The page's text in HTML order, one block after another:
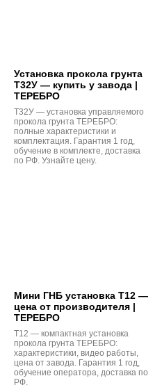
Установка прокола грунта
Т32У — купить у завода |
ТЕРЕБРО
Т32У — установка управляемого
прокола грунта ТЕРЕБРО:
полные характеристики и
комплектация. Гарантия 1 год,
обучение в комплекте, доставка
по РФ. Узнайте цену.
Мини ГНБ установка Т12 —
цена от производителя |
ТЕРЕБРО
Т12 — компактная установка
прокола грунта ТЕРЕБРО:
характеристики, видео работы,
цена от завода. Гарантия 1 год,
обучение оператора, доставка по
РФ.